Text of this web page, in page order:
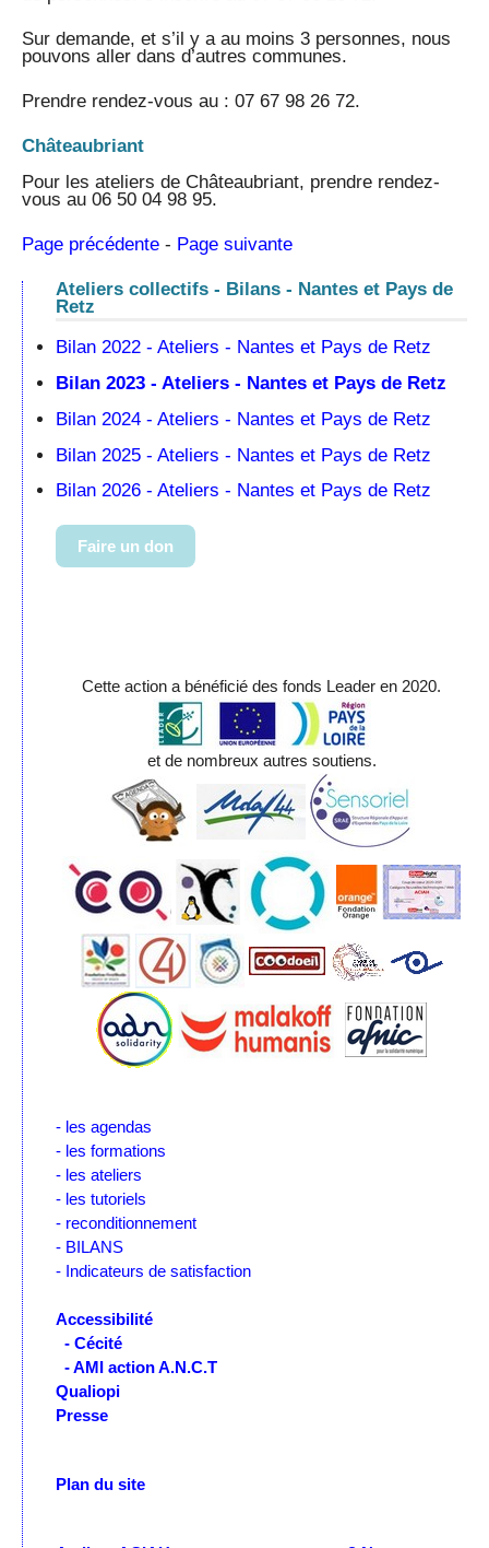
Sur demande, et s’il y a au moins 3 personnes, nous
pouvons aller dans d’autres communes.
Prendre rendez-vous au : 07 67 98 26 72.
Châteaubriant
Pour les ateliers de Châteaubriant, prendre rendez-
vous au 06 50 04 98 95.
Page précédente - Page suivante
Ateliers collectifs - Bilans - Nantes et Pays de
Retz
Bilan 2022 - Ateliers - Nantes et Pays de Retz
Bilan 2023 - Ateliers - Nantes et Pays de Retz
Bilan 2024 - Ateliers - Nantes et Pays de Retz
Bilan 2025 - Ateliers - Nantes et Pays de Retz
Bilan 2026 - Ateliers - Nantes et Pays de Retz
Faire un don
Cette action a bénéficié des fonds Leader en 2020.
et de nombreux autres soutiens.
- les agendas
- les formations
- les ateliers
- les tutoriels
- reconditionnement
- BILANS
- Indicateurs de satisfaction
Accessibilité
- Cécité
- AMI action A.N.C.T
Qualiopi
Presse
Plan du site